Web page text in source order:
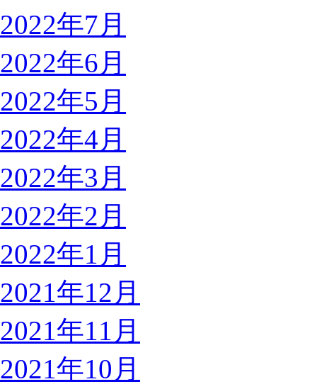
2022年7月
2022年6月
2022年5月
2022年4月
2022年3月
2022年2月
2022年1月
2021年12月
2021年11月
2021年10月